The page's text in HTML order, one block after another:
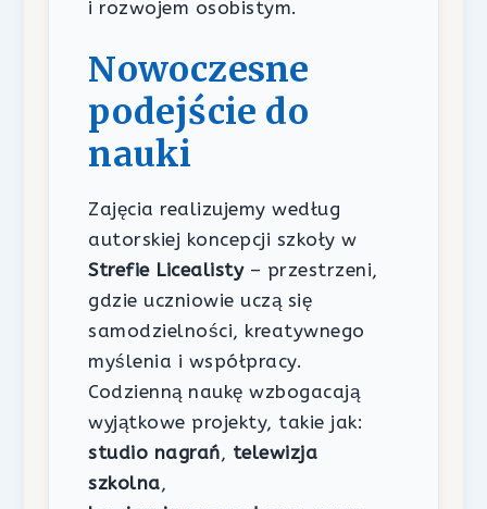
i rozwojem osobistym.
Nowoczesne
podejście do
nauki
Zajęcia realizujemy według
autorskiej koncepcji szkoły w
Strefie Licealisty– przestrzeni,
gdzie uczniowie uczą się
samodzielności, kreatywnego
myślenia i współpracy.
Codzienną naukę wzbogacają
wyjątkowe projekty, takie jak:
studio nagrań, telewizja
szkolna,